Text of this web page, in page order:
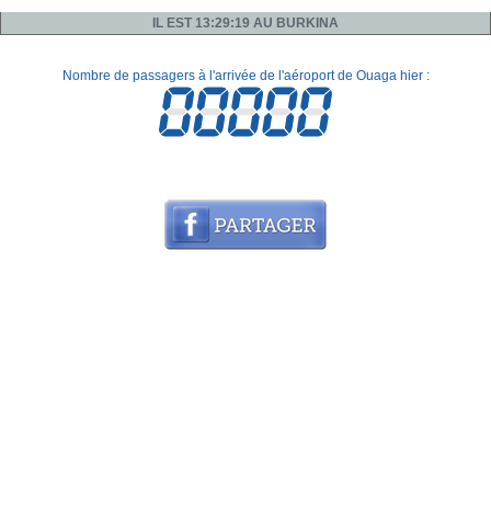
IL EST 13:29:19 AU BURKINA
Nombre de passagers à l'arrivée de l'aéroport de Ouaga hier :